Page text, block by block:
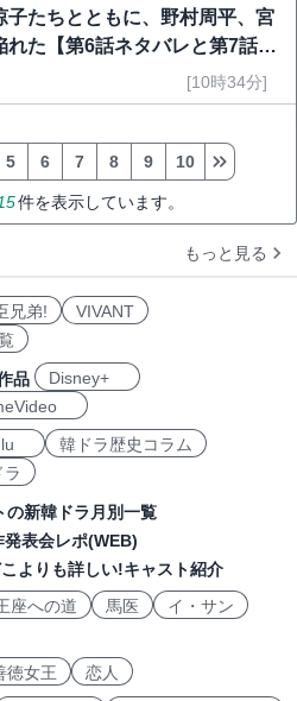
子たちとともに、野村周平、宮
れた【第6話ネタバレと第7話予
[10時34分]
15件を表示しています。
5 6 7 8 9 10
もっと見る
兄弟!
VIVANT
品
Disney+
韓ドラ歴史コラム
の新韓ドラ月別一覧
発表会レポ(WEB)
こよりも詳しい!キャスト紹介
座への道 馬医
イ・サン
徳女王 恋人